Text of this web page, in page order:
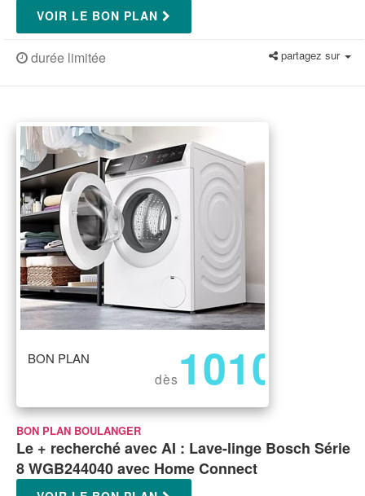
VOIR LE BON PLAN
durée limitée partagez sur
BON PLAN
dès 1010
BON PLAN BOULANGER
Le + recherché avec AI : Lave-linge Bosch Série
8 WGB244040 avec Home Connect